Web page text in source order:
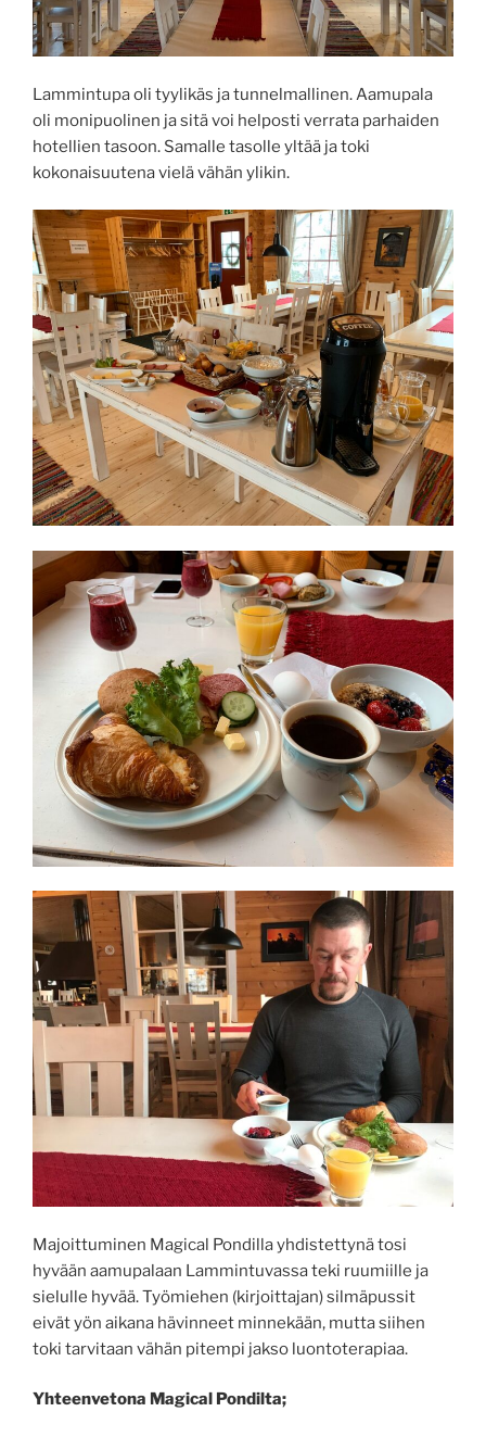
Lammintupa oli tyylikäs ja tunnelmallinen. Aamupala
oli monipuolinen ja sitä voi helposti verrata parhaiden
hotellien tasoon. Samalle tasolle yltää ja toki
kokonaisuutena vielä vähän ylikin.
Majoittuminen Magical Pondilla yhdistettynä tosi
hyvään aamupalaan Lammintuvassa teki ruumiille ja
sielulle hyvää. Työmiehen (kirjoittajan) silmäpussit
eivät yön aikana hävinneet minnekään, mutta siihen
toki tarvitaan vähän pitempi jakso luontoterapiaa.
Yhteenvetona Magical Pondilta;